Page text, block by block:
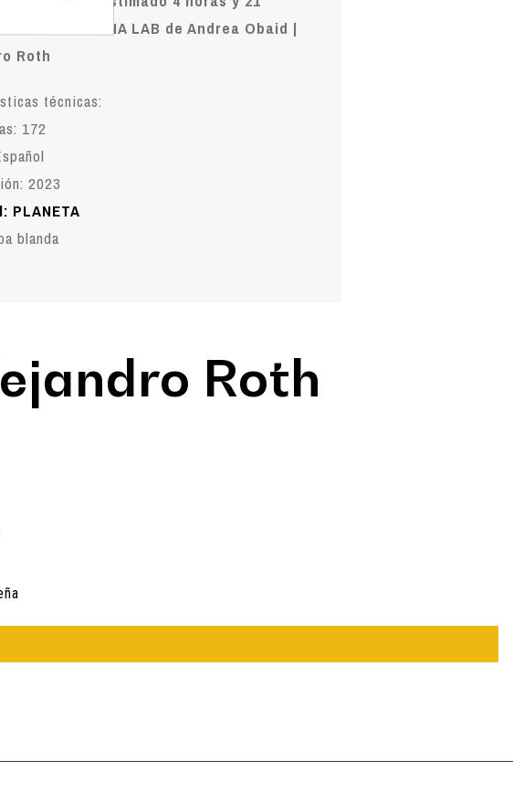
del libro COCINA LAB de Andrea Obaid |
Roth
técnicas:
172
2023
PLANETA
blanda
Roth